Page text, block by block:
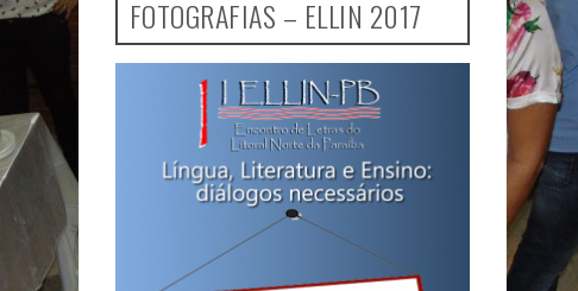
FOTOGRAFIAS – ELLIN 2017